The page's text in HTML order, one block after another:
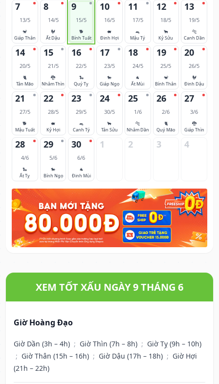
7
13/5
🐒
Giáp Thân
8
14/5
🐓
Ất Dậu
9
15/5
🐕
Bính Tuất
10
16/5
🐖
Đinh Hợi
11
17/5
🐀
Mậu Tý
12
18/5
🐂
Kỷ Sửu
13
19/5
🐅
Canh Dần
14
20/5
🐈
Tân Mão
15
21/5
🐉
Nhâm Thìn
16
22/5
🐍
Quý Tỵ
17
23/5
🐎
Giáp Ngọ
18
24/5
🐐
Ất Mùi
19
25/5
🐒
Bính Thân
20
26/5
🐓
Đinh Dậu
21
27/5
🐕
Mậu Tuất
22
28/5
🐖
Kỷ Hợi
23
29/5
🐀
Canh Tý
24
30/5
🐂
Tân Sửu
25
1/6
🐅
Nhâm Dần
26
2/6
🐈
Quý Mão
27
3/6
🐉
Giáp Thìn
28
4/6
🐍
Ất Tỵ
29
5/6
🐎
Bính Ngọ
30
6/6
🐐
Đinh Mùi
1 2 3 4
XEM TỐT XẤU NGÀY 9 THÁNG 6
Giờ Hoàng Đạo
Giờ Dần (3h – 4h) ; Giờ Thìn (7h – 8h) ; Giờ Tỵ (9h – 10h)
; Giờ Thân (15h – 16h) ; Giờ Dậu (17h – 18h) ; Giờ Hợi
(21h – 22h)